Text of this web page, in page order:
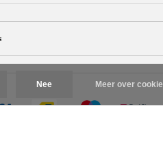
Nee Meer over